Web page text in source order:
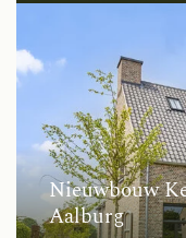
Nieuwbouw
Aalburg